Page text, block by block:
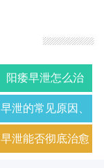
阳痿早泄怎么治
疗？2026年男科专
家详解病因与科学
早泄的常见原因、
症状及改善方法全
早泄能否彻底治愈